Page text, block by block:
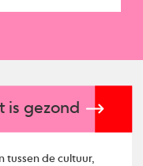
is gezond
tussen de cultuur,